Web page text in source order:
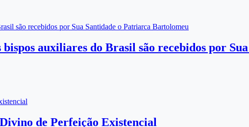
são recebidos por Sua Santidade o Patriarca Bartolomeu
bispos auxiliares do Brasil são recebidos por
de Perfeição Existencial